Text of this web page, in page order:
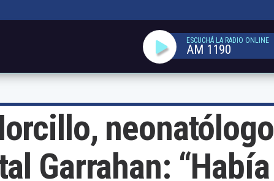
ESCUCHÁ LA RADIO ONLINE
AM 1190
neonatólogo
Garrahan: “Había